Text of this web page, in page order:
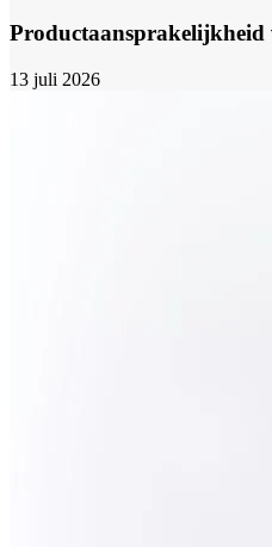
Productaansprakelijkheid
13 juli 2026